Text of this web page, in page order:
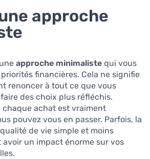
approche
approche minimaliste qui vous
financières. Cela ne signifie
renoncer à tout ce que vous
des choix plus réfléchis.
chaque achat est vraiment
pouvez vous en passer. Parfois, la
de vie simple et moins
un impact énorme sur vos